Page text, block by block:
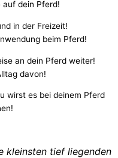
auf dein Pferd!
in der Freizeit!
beim Pferd!
an dein Pferd weiter!
davon!
wirst es bei deinem Pferd
kleinsten tief liegenden